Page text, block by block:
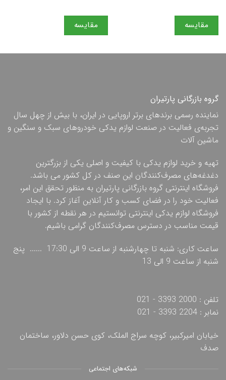
مقایسه مقایسه
گروه بازرگانی پارتیران
نماینده رسمی برندهای برتر اروپایی در ایران، با بیش از چهل سال
تجربه‌ی فعالیت در صنعت لوازم یدکی خودروهای سبک و سنگین و
ماشین آلات
تهیه و خرید لوازم یدکی با کیفیت و اصلی یکی از بزرگترین
دغدغه‌های مصرف‌کنندگان این صنف در کل کشور می باشد.
فروشگاه اینترنتی گروه بازرگانی پارتیران به منظور تحقق این امر،
فعالیت خود را در فضای کسب و کار آنلاین آغاز کرد. با ایجاد
فروشگاه لوازم یدکی اینترنتی توانستیم در هر نقطه از کشور با
قیمت مناسب در دسترس مصرف‌کنندگان گرامی باشیم.
ساعت کاری: شنبه تا چهارشنبه از ساعت 9 الی 17:30 ...... پنج
شنبه از ساعت 9 الی 13
تلفن : 2000 3393 - 021
نمابر : 2204 3393 - 021
خیابان امیرکبیر، کوچه سراج الملک، کوی حسن دلاور، ساختمان
صدف
شبکه‌های اجتماعی